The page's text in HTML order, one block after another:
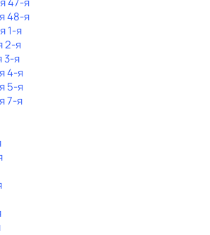
48-я
1-я
2-я
3-я
4-я
5-я
7-я